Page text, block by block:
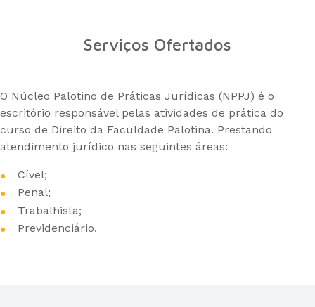
Serviços Ofertados
O Núcleo Palotino de Práticas Jurídicas (NPPJ) é o
escritório responsável pelas atividades de prática do
curso de Direito da Faculdade Palotina. Prestando
atendimento jurídico nas seguintes áreas:
Cível;
Penal;
Trabalhista;
Previdenciário.